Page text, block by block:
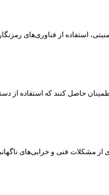
استفاده از فناوری‌های
حاصل کنند که استفاده از
از مشکلات فنی و خرابی‌های